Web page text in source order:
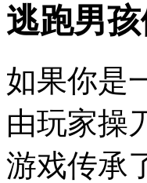
逃跑男
如果你是
由玩家操
游戏传承